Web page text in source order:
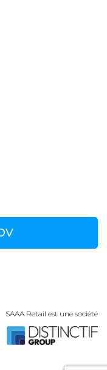
SAAA Retail est une société